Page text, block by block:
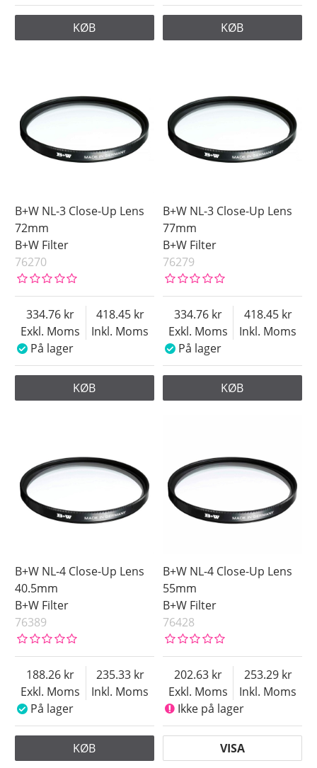
KØB KØB
B+W NL-3 Close-Up Lens
72mm
B+W Filter
76270
Exkl. Moms
334.76
Inkl. Moms
418.45
På lager
KØB
B+W NL-3 Close-Up Lens
77mm
B+W Filter
76279
Exkl. Moms
334.76
Inkl. Moms
418.45
På lager
KØB
B+W NL-4 Close-Up Lens
40.5mm
B+W Filter
76389
Exkl. Moms
188.26
Inkl. Moms
235.33
På lager
KØB
B+W NL-4 Close-Up Lens
55mm
B+W Filter
76428
Exkl. Moms
202.63
Inkl. Moms
253.29
Ikke på lager
VISA